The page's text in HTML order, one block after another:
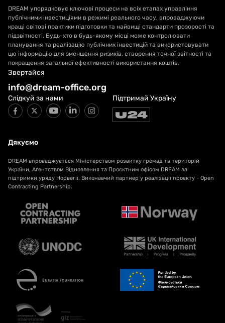
DREAM упорядковує ключові процеси на всіх етапах управління
публічними інвестиціями в режимі реального часу, впроваджуючи
кращі світові практики підготовки та найвищі стандарти прозорості та
підзвітності. Будь-хто в будь-якому місці може контролювати
планування та реалізацію публічних інвестицій та використовувати
цю інформацію для зменшення ризиків, створення точної звітності та
покращення загальної ефективності використання коштів.
Звертайся
info@dream-office.org
Слідкуй за нами Підтримай Україну
Дякуємо
DREAM впроваджується Міністерством розвитку громад та територій
України, Агентством Відновлення та Проєктним офісом DREAM за
підтримки уряду Норвегії. Виконавчий партнер у реалізації проєкту - Open
Contracting Partnership.